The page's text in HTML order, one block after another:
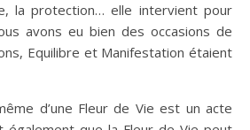
la protection… elle intervient pour
avons eu bien des occasions de
Equilibre et Manifestation étaient
d’une Fleur de Vie est un acte